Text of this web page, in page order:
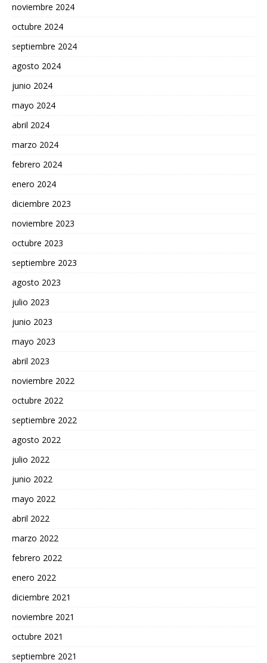
noviembre 2024
octubre 2024
septiembre 2024
agosto 2024
junio 2024
mayo 2024
abril 2024
marzo 2024
febrero 2024
enero 2024
diciembre 2023
noviembre 2023
octubre 2023
septiembre 2023
agosto 2023
julio 2023
junio 2023
mayo 2023
abril 2023
noviembre 2022
octubre 2022
septiembre 2022
agosto 2022
julio 2022
junio 2022
mayo 2022
abril 2022
marzo 2022
febrero 2022
enero 2022
diciembre 2021
noviembre 2021
octubre 2021
septiembre 2021